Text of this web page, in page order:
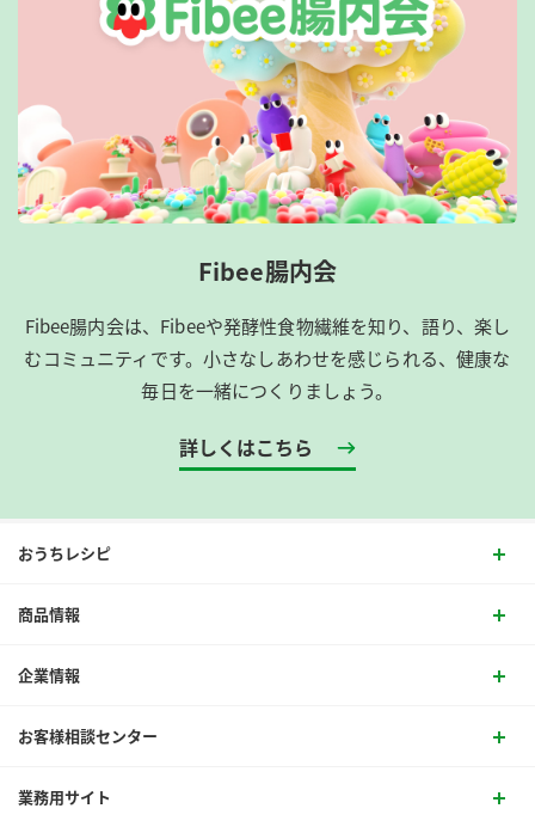
Fibee腸内会
Fibee腸内会は、​Fibeeや発酵性食物繊維を知り、語り、楽し
むコミュニティです。​小さなしあわせを感じられる、健康な
毎日を一緒につくりましょう。
詳しくはこちら
おうちレシピ
商品情報
企業情報
お客様相談センター
業務用サイト